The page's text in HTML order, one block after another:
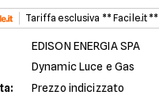
Tariffa esclusiva ** Facile.it **
EDISON ENERGIA SPA
Dynamic Luce e Gas
Prezzo indicizzato